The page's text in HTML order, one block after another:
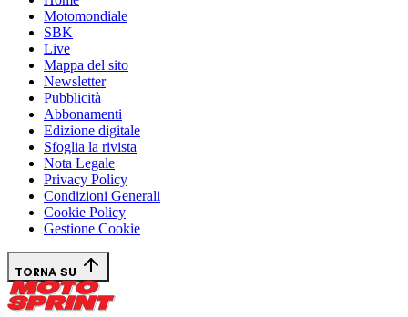
Motomondiale
SBK
Live
Mappa del sito
Newsletter
Pubblicità
Abbonamenti
Edizione digitale
Sfoglia la rivista
Nota Legale
Privacy Policy
Condizioni Generali
Cookie Policy
Gestione Cookie
TORNA SU